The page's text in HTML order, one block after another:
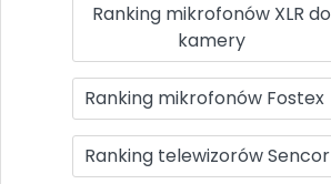
Ranking mikrofonów XLR do
kamery
Ranking mikrofonów Fostex
Ranking telewizorów Sencor